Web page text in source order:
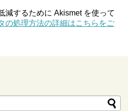
減するために Akismet を使って
の処理方法の詳細はこちらをご